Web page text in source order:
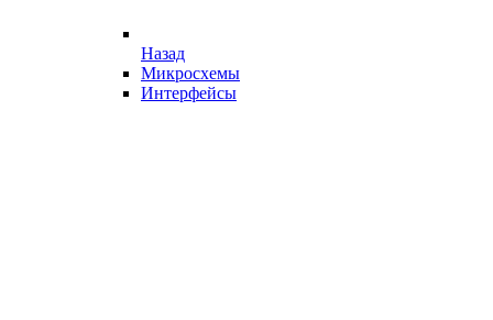
Назад
Микросхемы
Интерфейсы